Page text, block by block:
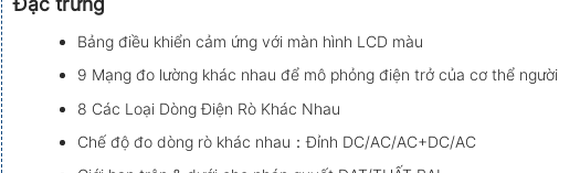
0.0
5
sao
Bảng điều khiển cảm ứng với màn hình LCD màu
9 Mạng đo lường khác nhau để mô phỏng điện trở của cơ thể người
8 Các Loại Dòng Điện Rò Khác Nhau
Chế độ đo dòng rò khác nhau：Đỉnh DC/AC/AC+DC/AC